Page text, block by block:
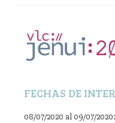
FECHAS DE
08/07/2020 al 09/07/